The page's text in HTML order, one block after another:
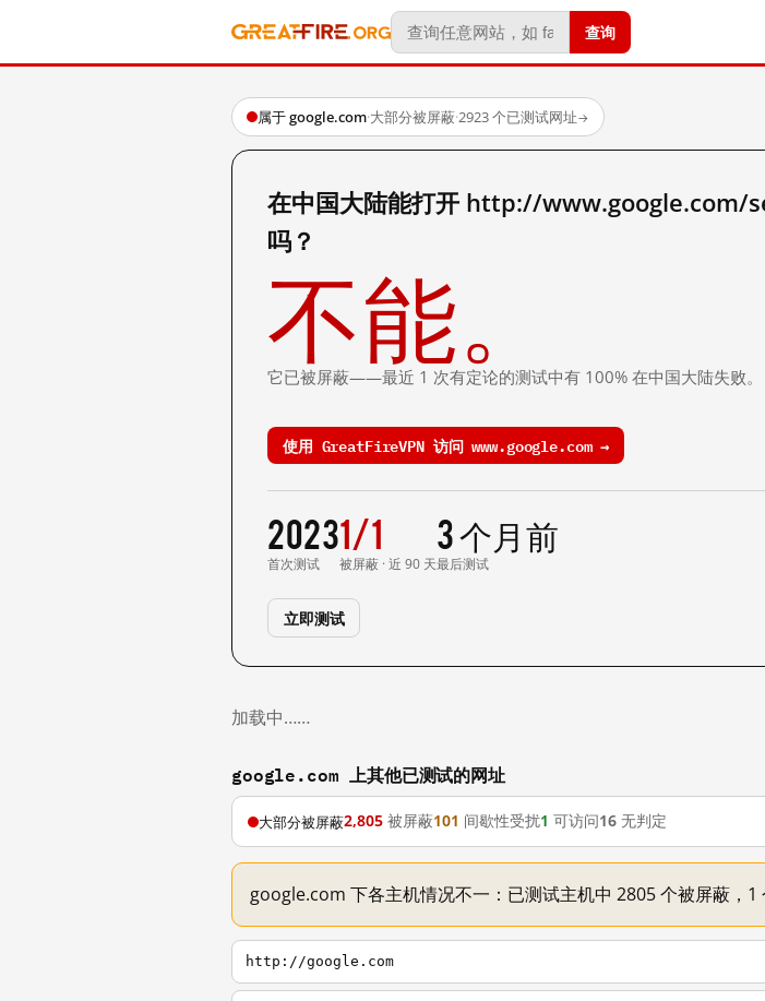
查询
属于 google.com·大部分被屏蔽·2923 个已测试网址→
在中国大陆能打开 http://www.google.com/
吗？
不能。
它已被屏蔽——最近 1 次有定论的测试中有 100% 在中国大陆失败。
使用 GreatFireVPN 访问 www.google.com →
2023
首次测试
1/1
被屏蔽 · 近 90 天
3 个月前
最后测试
立即测试
加载中……
google.com 上其他已测试的网址
大部分被屏蔽2,805 被屏蔽101 间歇性受扰1 可访问16 无判定
google.com 下各主机情况不一：已测试主机中 2805 个被屏蔽，1
http://google.com